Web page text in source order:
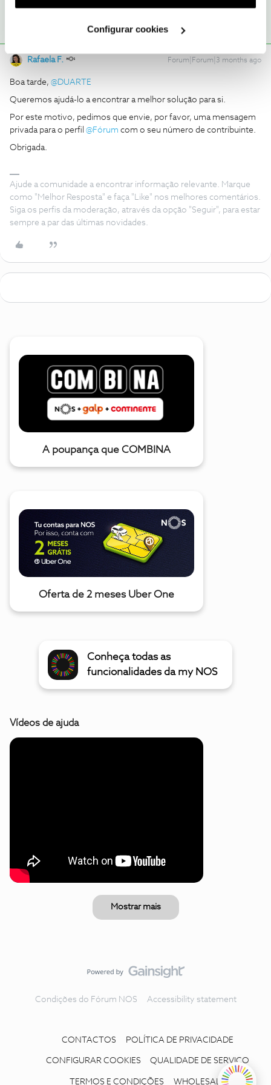
utilização dos cookies clicando em "Configurar
Configurar cookies
Rafaela F. Forum|Forum|3 months ago
Boa tarde, ​ @DUARTE
Queremos ajudá-lo a encontrar a melhor solução para si.
Por este motivo, pedimos que envie, por favor, uma mensagem
privada para o perfil ​ @Fórum com o seu número de contribuinte.
Obrigada.
Ajude a comunidade a encontrar informação relevante. Marque
como "Melhor Resposta" e faça "Like" nos melhores comentários.
Siga os perfis da moderação, através da opção "Seguir", para estar
sempre a par das últimas novidades.
A poupança que COMBINA
Oferta de 2 meses Uber One
Conheça todas as
funcionalidades da my NOS
Vídeos de ajuda
Mostrar mais
Condições do Fórum NOS Accessibility statement
CONTACTOS POLÍTICA DE PRIVACIDADE
CONFIGURAR COOKIES QUALIDADE DE SERVIÇO
TERMOS E CONDIÇÕES WHOLESALE